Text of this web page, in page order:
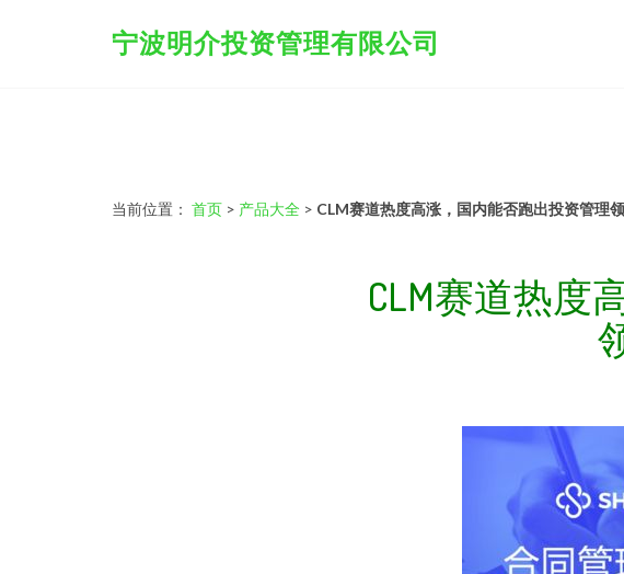
宁波明介投资管理有限公司
当前位置： 首页 > 产品大全 > CLM赛道热度高涨，国内能否跑出投资管理
CLM赛道热度